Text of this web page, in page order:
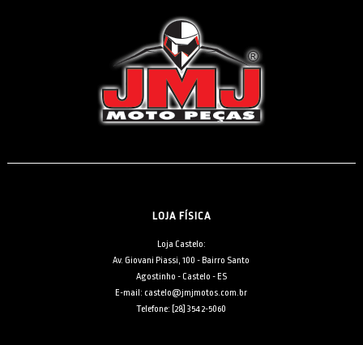
LOJA FÍSICA
Loja Castelo:
Av. Giovani Piassi, 100 - Bairro Santo
Agostinho - Castelo - ES
E-mail: castelo@jmjmotos.com.br
Telefone: [28] 3542-5060